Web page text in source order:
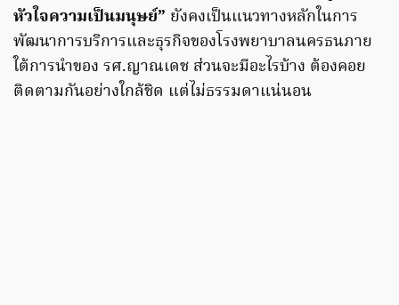
หัวใจความเป็นมนุษย์” ยังคงเป็นแนวทางหลักในการ
พัฒนาการบริการและธุรกิจของโรงพยาบาลนครธนภาย
ใต้การนำของ รศ.ญาณเดช ส่วนจะมีอะไรบ้าง ต้องคอย
ติดตามกันอย่างใกล้ชิด แต่ไม่ธรรมดาแน่นอน